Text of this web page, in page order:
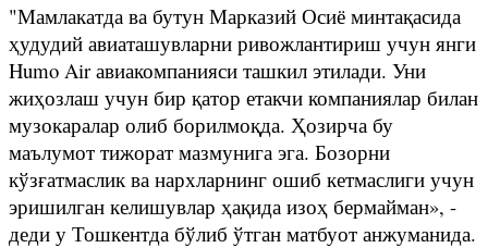
"Мамлакатда ва бутун Марказий Осиё минтақасида
ҳудудий авиаташувларни ривожлантириш учун янги
Humo Air авиакомпанияси ташкил этилади. Уни
жиҳозлаш учун бир қатор етакчи компаниялар билан
музокаралар олиб борилмоқда. Ҳозирча бу
маълумот тижорат мазмунига эга. Бозорни
кўзғатмаслик ва нархларнинг ошиб кетмаслиги учун
эришилган келишувлар ҳақида изоҳ бермайман», -
деди у Тошкентда бўлиб ўтган матбуот анжуманида.